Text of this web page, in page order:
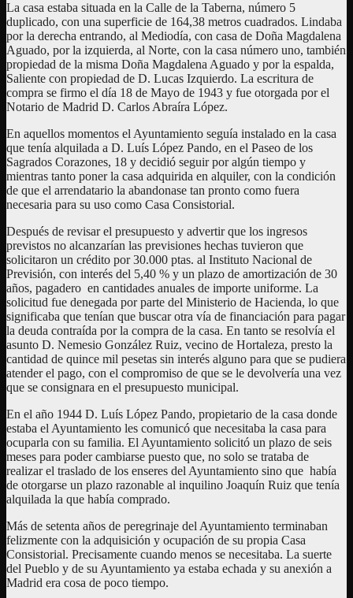
La casa estaba situada en la Calle de la Taberna, número 5
duplicado, con una superficie de 164,38 metros cuadrados. Lindaba
por la derecha entrando, al Mediodía, con casa de Doña Magdalena
Aguado, por la izquierda, al Norte, con la casa número uno, también
propiedad de la misma Doña Magdalena Aguado y por la espalda,
Saliente con propiedad de D. Lucas Izquierdo. La escritura de
compra se firmo el día 18 de Mayo de 1943 y fue otorgada por el
Notario de Madrid D. Carlos Abraíra López.
En aquellos momentos el Ayuntamiento seguía instalado en la casa
que tenía alquilada a D. Luís López Pando, en el Paseo de los
Sagrados Corazones, 18 y decidió seguir por algún tiempo y
mientras tanto poner la casa adquirida en alquiler, con la condición
de que el arrendatario la abandonase tan pronto como fuera
necesaria para su uso como Casa Consistorial.
Después de revisar el presupuesto y advertir que los ingresos
previstos no alcanzarían las previsiones hechas tuvieron que
solicitaron un crédito por 30.000 ptas. al Instituto Nacional de
Previsión, con interés del 5,40 % y un plazo de amortización de 30
años, pagadero en cantidades anuales de importe uniforme. La
solicitud fue denegada por parte del Ministerio de Hacienda, lo que
significaba que tenían que buscar otra vía de financiación para pagar
la deuda contraída por la compra de la casa. En tanto se resolvía el
asunto D. Nemesio González Ruiz, vecino de Hortaleza, presto la
cantidad de quince mil pesetas sin interés alguno para que se pudiera
atender el pago, con el compromiso de que se le devolvería una vez
que se consignara en el presupuesto municipal.
En el año 1944 D. Luís López Pando, propietario de la casa donde
estaba el Ayuntamiento les comunicó que necesitaba la casa para
ocuparla con su familia. El Ayuntamiento solicitó un plazo de seis
meses para poder cambiarse puesto que, no solo se trataba de
realizar el traslado de los enseres del Ayuntamiento sino que había
de otorgarse un plazo razonable al inquilino Joaquín Ruiz que tenía
alquilada la que había comprado.
Más de setenta años de peregrinaje del Ayuntamiento terminaban
felizmente con la adquisición y ocupación de su propia Casa
Consistorial. Precisamente cuando menos se necesitaba. La suerte
del Pueblo y de su Ayuntamiento ya estaba echada y su anexión a
Madrid era cosa de poco tiempo.